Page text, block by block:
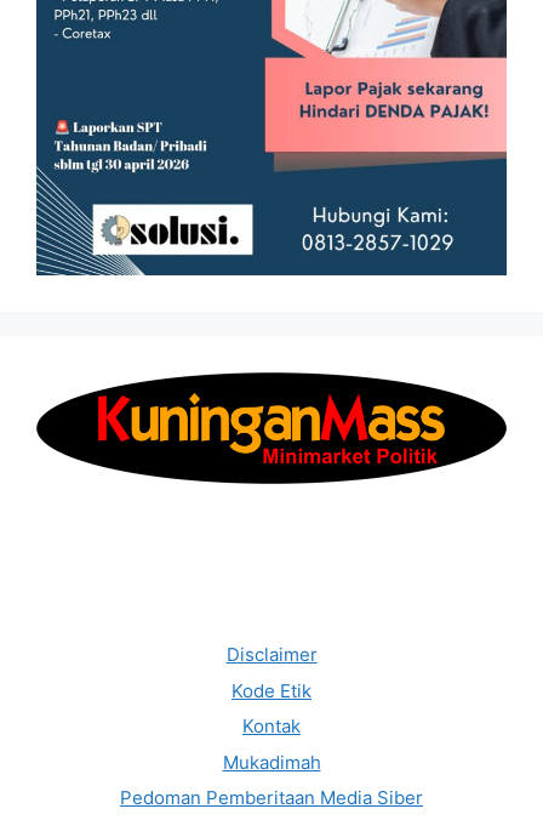
Disclaimer
Kode Etik
Kontak
Mukadimah
Pedoman Pemberitaan Media Siber